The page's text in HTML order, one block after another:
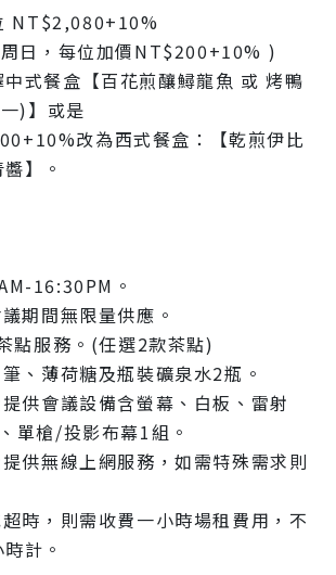
NT$2,080+10%
日，每位加價NT$200+10% )
式餐盒【百花煎釀鱘龍魚 或 烤鴨
)】或是
改為西式餐盒：【乾煎伊比
】。
16:30PM。
期間無限量供應。
點服務。(任選2款茶點)
、薄荷糖及瓶裝礦泉水2瓶。
供會議設備含螢幕、白板、雷射
單槍/投影布幕1組。
供無線上網服務，如需特殊需求則
時，則需收費一小時場租費用，不
計。